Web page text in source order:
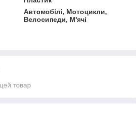
Автомобілі, Мотоцикли,
Велосипеди, М'ячі
товар